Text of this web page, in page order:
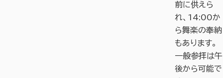
前に供えら
れ、14:00か
ら舞楽の奉納
もあります。
一般参拝は午
後から可能で